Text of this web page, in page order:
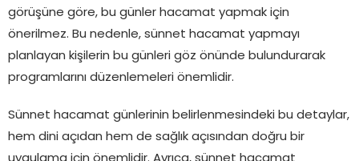
görüşüne göre, bu günler hacamat yapmak için
önerilmez. Bu nedenle, sünnet hacamat yapmayı
planlayan kişilerin bu günleri göz önünde bulundurarak
programlarını düzenlemeleri önemlidir.
Sünnet hacamat günlerinin belirlenmesindeki bu detaylar,
hem dini açıdan hem de sağlık açısından doğru bir